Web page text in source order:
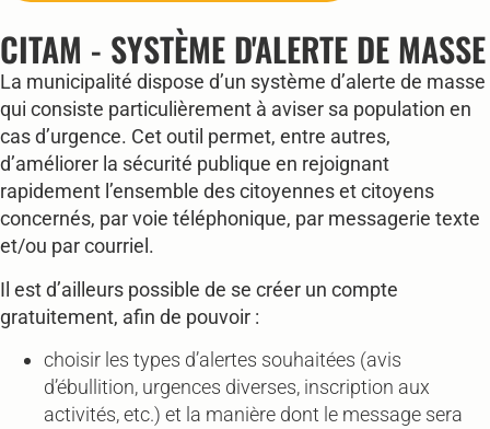
CITAM - SYSTÈME D'ALERTE DE MASSE
La municipalité dispose d’un système d’alerte de masse
qui consiste particulièrement à aviser sa population en
cas d’urgence. Cet outil permet, entre autres,
d’améliorer la sécurité publique en rejoignant
rapidement l’ensemble des citoyennes et citoyens
concernés, par voie téléphonique, par messagerie texte
et/ou par courriel.
Il est d’ailleurs possible de se créer un compte
gratuitement, afin de pouvoir :
choisir les types d’alertes souhaitées (avis
d’ébullition, urgences diverses, inscription aux
activités, etc.) et la manière dont le message sera